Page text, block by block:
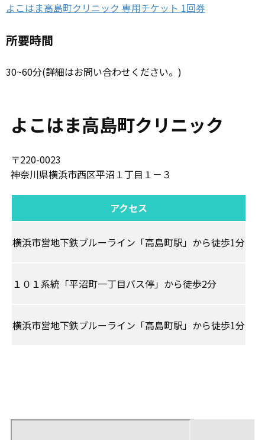
よこはま高島町クリニック 専用チケット 1回券
所要時間
30~60分(詳細はお問い合わせください。)
よこはま高島町クリニック
〒220-0023
神奈川県横浜市西区平沼１丁目１－３
アクセス
横浜市営地下鉄ブルーライン「高島町駅」から徒歩1分
１０１系統「平沼町一丁目バス停」から徒歩2分
横浜市営地下鉄ブルーライン「高島町駅」から徒歩1分